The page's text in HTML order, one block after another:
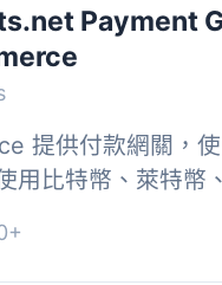
Payment
提供付款網關，
用比特幣、萊特幣